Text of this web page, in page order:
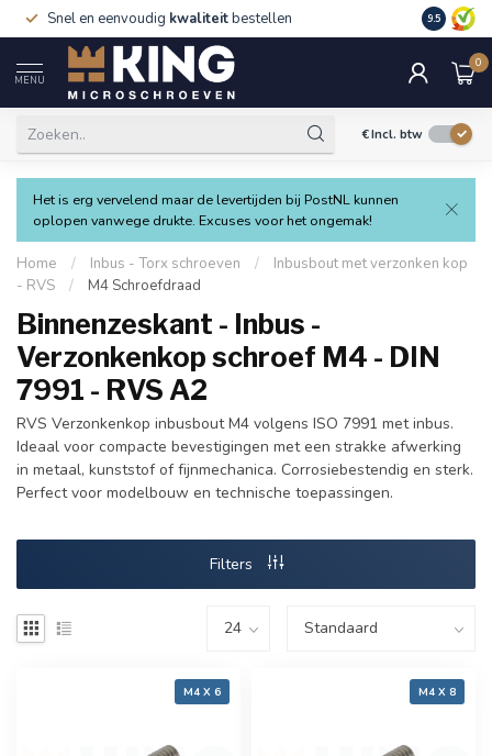
Snel en eenvoudig kwaliteitbestellen 9.5
MENU
0
€Incl. btw
Het is erg vervelend maar de levertijden bij PostNL kunnen
oplopen vanwege drukte. Excuses voor het ongemak!
Home / Inbus - Torx schroeven /
Inbusbout met verzonken kop
- RVS
/ M4 Schroefdraad
Binnenzeskant - Inbus -
Verzonkenkop schroef M4 - DIN
7991 - RVS A2
RVS Verzonkenkop inbusbout M4 volgens ISO 7991 met inbus.
Ideaal voor compacte bevestigingen met een strakke afwerking
in metaal, kunststof of fijnmechanica. Corrosiebestendig en sterk.
Perfect voor modelbouw en technische toepassingen.
Filters
M4 X 6 M4 X 8